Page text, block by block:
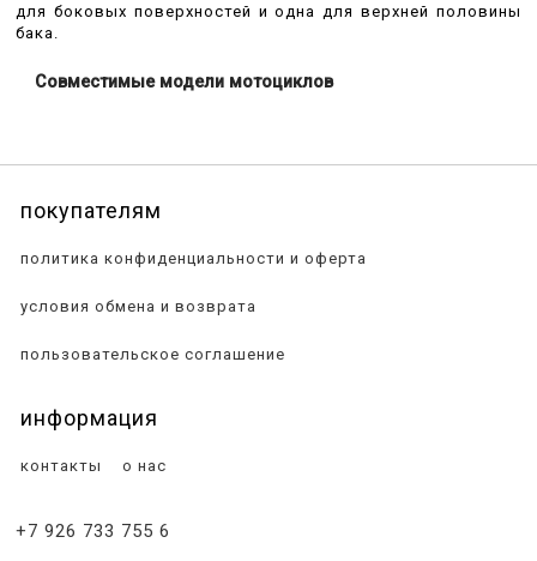
для боковых поверхностей и одна для верхней половины
бака.
Совместимые модели мотоциклов
покупателям
политика конфиденциальности и оферта
условия обмена и возврата
пользовательское соглашение
информация
контакты о нас
+7 926 733 755 6